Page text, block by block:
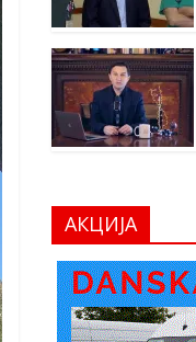
АКЦИЈА